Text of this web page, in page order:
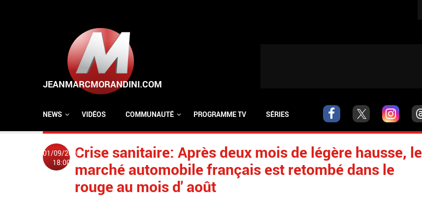
NEWS VIDÉOS COMMUNAUTÉ PROGRAMME TV SÉRIES
01/09/2020
18:00
Crise sanitaire: Après deux mois de légère hausse, le
marché automobile français est retombé dans le
rouge au mois d' août